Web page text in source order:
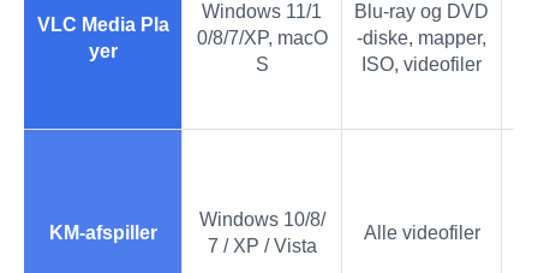
VLC Media Pla
yer
Windows 11/1
0/8/7/XP, macO
S
Blu-ray og DVD
-diske, mapper,
ISO, videofiler
KM-afspiller
Windows 10/8/
7 / XP / Vista
Alle videofiler